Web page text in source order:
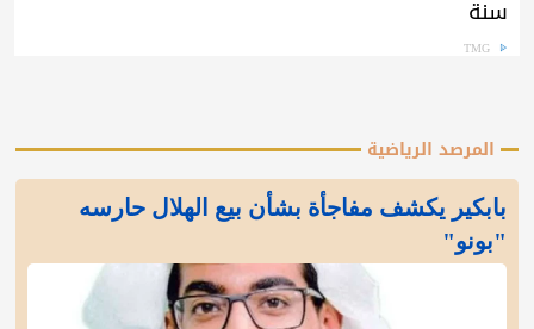
سنة
TMG
المرصد الرياضية
بابكير يكشف مفاجأة بشأن بيع الهلال حارسه
"بونو"